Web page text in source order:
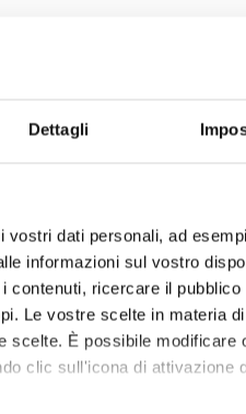
Dettagli
vostri dati personali, ad
informazioni sul vostro
contenuti, ricercare il
Le vostre scelte in materia
scelte. È possibile
clic sull'icona di attivazione
2014-2015-2016-2017